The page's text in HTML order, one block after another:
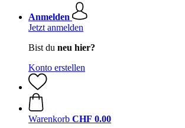
Anmelden
Jetzt anmelden
Bist du neu hier?
Konto erstellen
Warenkorb CHF 0.00